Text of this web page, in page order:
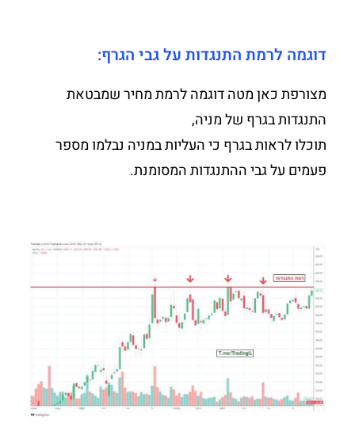
דוגמה לרמת התנגדות על גבי הגרף:
מצורפת כאן מטה דוגמה לרמת מחיר שמבטאת
התנגדות בגרף של מניה,
תוכלו לראות בגרף כי העליות במניה נבלמו מספר
פעמים על גבי ההתנגדות המסומנת.